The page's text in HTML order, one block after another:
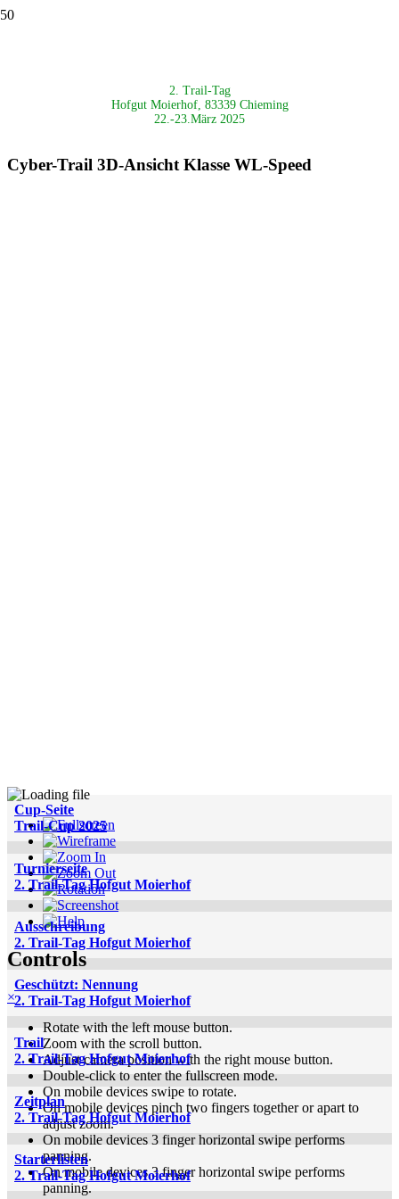
2. Trail-Tag
Hofgut Moierhof, 83339 Chieming
22.-23.März 2025
Cyber-Trail 3D-Ansicht Klasse WL-Speed
Controls
×
Rotate with the left mouse button.
Zoom with the scroll button.
Adjust camera position with the right mouse button.
Double-click to enter the fullscreen mode.
On mobile devices swipe to rotate.
On mobile devices pinch two fingers together or apart to
adjust zoom.
On mobile devices 3 finger horizontal swipe performs
panning.
On mobile devices 3 finger horizontal swipe performs
panning.
Cup-Seite
Trail-Cup 2025
Turnierseite
2. Trail-Tag Hofgut Moierhof
Ausschreibung
2. Trail-Tag Hofgut Moierhof
Geschützt: Nennung
2. Trail-Tag Hofgut Moierhof
Trail
2. Trail-Tag Hofgut Moierhof
Zeitplan
2. Trail-Tag Hofgut Moierhof
Starterlisten
2. Trail-Tag Hofgut Moierhof